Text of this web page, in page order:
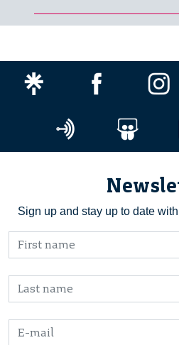
Sign up and stay up to date